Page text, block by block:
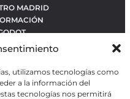
utilizamos tecnologías como
a la información del
tecnologías nos permitirá
MADRID
OBRAS